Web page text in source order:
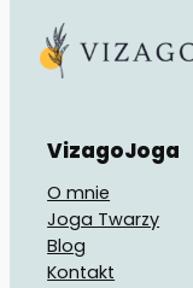
VizagoJoga
O mnie
Joga Twarzy
Blog
Kontakt